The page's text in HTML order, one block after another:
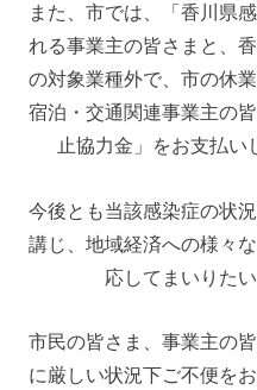
また、市では、「香川県
れる事業主の皆さまと、
の対象業種外で、市の休
宿泊・交通関連事業主の
止協力金」をお支払い
今後とも当該感染症の状
講じ、地域経済への様々
応してまいりた
市民の皆さま、事業主の
に厳しい状況下ご不便を